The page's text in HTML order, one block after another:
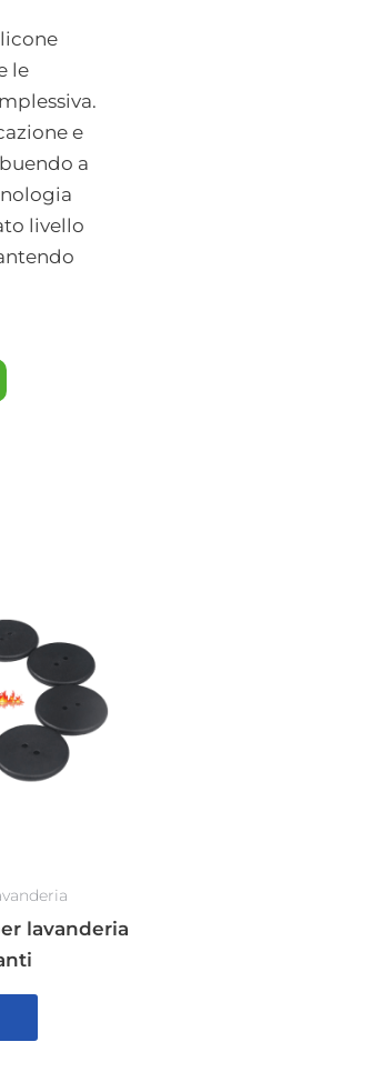
le
e
a
livello
lavanderia